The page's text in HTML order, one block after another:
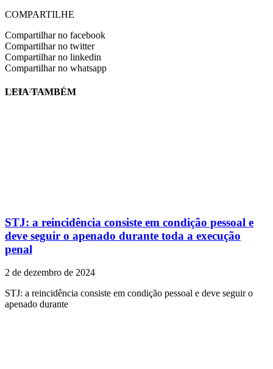
COMPARTILHE
Compartilhar no facebook
Compartilhar no twitter
Compartilhar no linkedin
Compartilhar no whatsapp
EVINIS TALON
LEIA TAMBÉM
STJ: a reincidência consiste em condição pessoal e
deve seguir o apenado durante toda a execução
penal
2 de dezembro de 2024
STJ: a reincidência consiste em condição pessoal e deve seguir o
apenado durante